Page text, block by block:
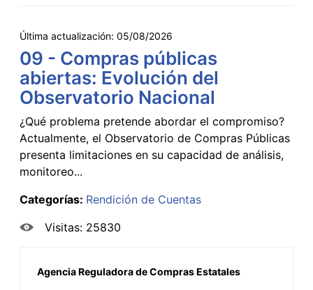
Última actualización: 05/08/2026
09 - Compras públicas
abiertas: Evolución del
Observatorio Nacional
¿Qué problema pretende abordar el compromiso?
Actualmente, el Observatorio de Compras Públicas
presenta limitaciones en su capacidad de análisis,
monitoreo...
Categorías: Rendición de Cuentas
Visitas: 25830
Agencia Reguladora de Compras Estatales